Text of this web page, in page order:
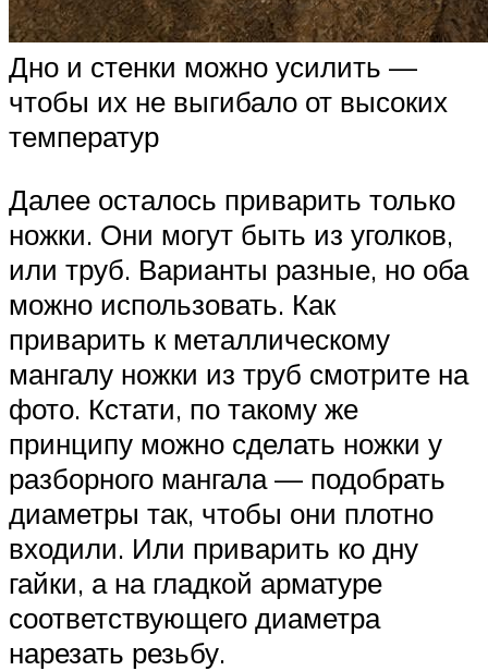
Дно и стенки можно усилить —
чтобы их не выгибало от высоких
температур
Далее осталось приварить только
ножки. Они могут быть из уголков,
или труб. Варианты разные, но оба
можно использовать. Как
приварить к металлическому
мангалу ножки из труб смотрите на
фото. Кстати, по такому же
принципу можно сделать ножки у
разборного мангала — подобрать
диаметры так, чтобы они плотно
входили. Или приварить ко дну
гайки, а на гладкой арматуре
соответствующего диаметра
нарезать резьбу.